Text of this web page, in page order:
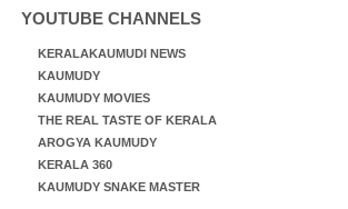
YOUTUBE CHANNELS
KERALAKAUMUDI NEWS
KAUMUDY
KAUMUDY MOVIES
THE REAL TASTE OF KERALA
AROGYA KAUMUDY
KERALA 360
KAUMUDY SNAKE MASTER